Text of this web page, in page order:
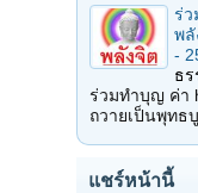
ร่ว
พลั
-
ธ
ร่วมทำบุญ ค่า
ถวายเป็นพุท
แชร์หน้านี้